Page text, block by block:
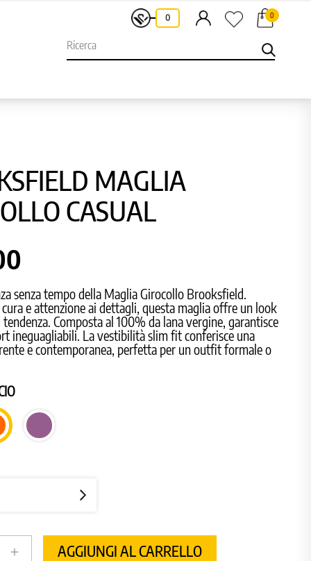
- 0 0
MAGLIA
CASUAL
senza tempo della Maglia Girocollo Brooksfield.
cura e attenzione ai dettagli, questa maglia offre un look
Composta al 100% da lana vergine, garantisce
ineguagliabili. La vestibilità slim fit conferisce una
e contemporanea, perfetta per un outfit formale o
ARANCIO CIPOLLA
add AGGIUNGI AL CARRELLO